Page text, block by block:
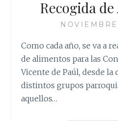
Recogida
Como cada año, se va a
de alimentos para las
Vicente de Paúl, desde la
distintos grupos
aquellos…